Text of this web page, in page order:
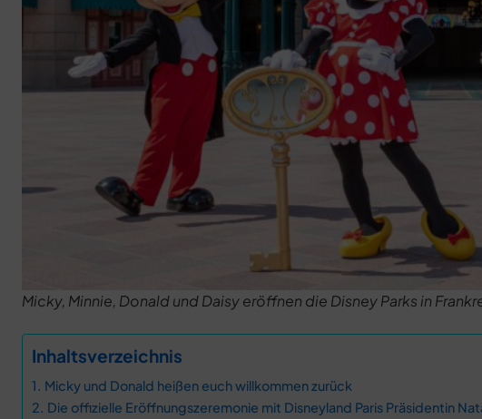
Micky, Minnie, Donald und Daisy eröffnen die Disney Parks in
Inhaltsverzeichnis
Micky und Donald heißen euch willkommen zurück
Die offizielle Eröffnungszeremonie mit Disneyland Paris Präsidentin